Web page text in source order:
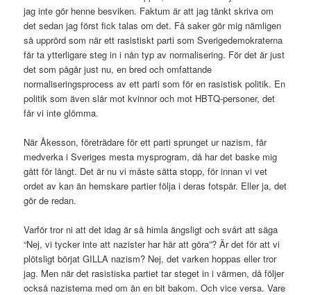
jag inte gör henne besviken. Faktum är att jag tänkt skriva om
det sedan jag först fick talas om det. Få saker gör mig nämligen
så upprörd som när ett rasistiskt parti som Sverigedemokraterna
får ta ytterligare steg in i nån typ av normalisering. För det är just
det som pågår just nu, en bred och omfattande
normaliseringsprocess av ett parti som för en rasistisk politik. En
politik som även slår mot kvinnor och mot HBTQ-personer, det
får vi inte glömma.
När Åkesson, företrädare för ett parti sprunget ur nazism, får
medverka i Sveriges mesta mysprogram, då har det baske mig
gått för långt. Det är nu vi måste sätta stopp, för innan vi vet
ordet av kan än hemskare partier följa i deras fotspår. Eller ja, det
gör de redan.
Varför tror ni att det idag är så himla ängsligt och svårt att säga
“Nej, vi tycker inte att nazister har här att göra”? Är det för att vi
plötsligt börjat GILLA nazism? Nej, det varken hoppas eller tror
jag. Men när det rasistiska partiet tar steget in i värmen, då följer
också nazisterna med om än en bit bakom. Och vice versa. Vare